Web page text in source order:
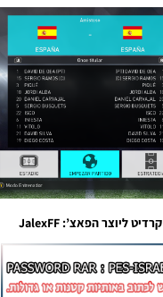
קרדיט ליוצר הפאצ’: JalexFF